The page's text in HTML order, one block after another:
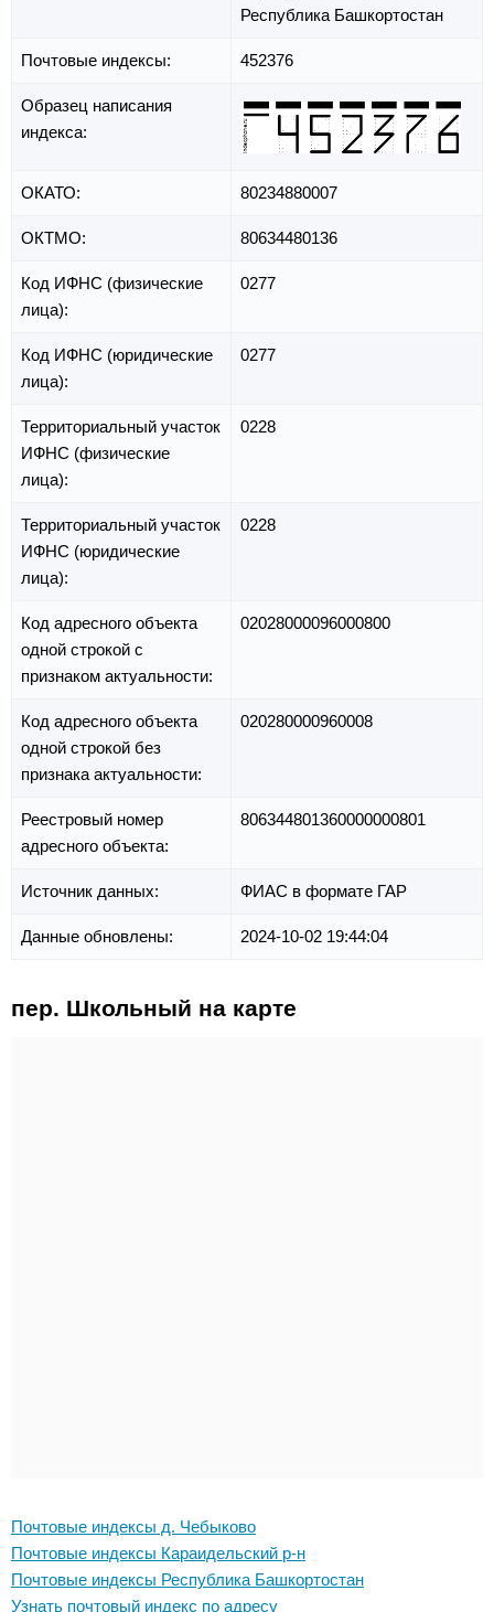
Республика Башкортостан
Почтовые индексы: 452376
Образец написания
индекса:
ОКАТО: 80234880007
ОКТМО: 80634480136
Код ИФНС (физические
лица):
0277
Код ИФНС (юридические
лица):
0277
Территориальный участок
ИФНС (физические
лица):
0228
Территориальный участок
ИФНС (юридические
лица):
0228
Код адресного объекта
одной строкой с
признаком актуальности:
02028000096000800
Код адресного объекта
одной строкой без
признака актуальности:
020280000960008
Реестровый номер
адресного объекта:
806344801360000000801
Источник данных: ФИАС в формате ГАР
Данные обновлены: 2024-10-02 19:44:04
пер. Школьный на карте
Почтовые индексы д. Чебыково
Почтовые индексы Караидельский р-н
Почтовые индексы Республика Башкортостан
Узнать почтовый индекс по адресу